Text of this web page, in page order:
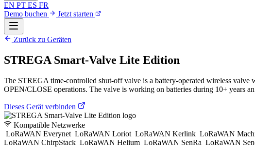
EN PT ES FR
Demo buchen
Jetzt starten
Zurück zu Geräten
STREGA Smart-Valve Lite Edition
The STREGA time-controlled shut-off valve is a battery-operated wireless
OPEN/CLOSE operations. The valve is working on batteries during 10+ years
Dieses Gerät verbinden
Kompatible Netzwerke
LoRaWAN Everynet LoRaWAN Loriot LoRaWAN Kerlink LoRaWAN
LoRaWAN ChirpStack LoRaWAN Helium LoRaWAN SenRa LoRaWAN